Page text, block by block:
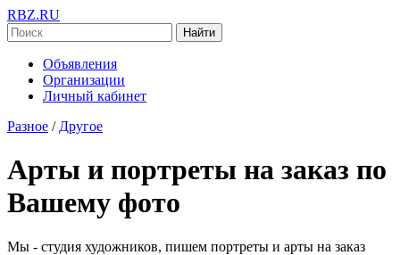
RBZ.RU
Найти
Объявления
Организации
Личный кабинет
Разное / Другое
Арты и портреты на заказ по
Вашему фото
Мы - студия художников, пишем портреты и арты на заказ